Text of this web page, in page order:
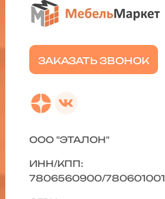
ЗАКАЗАТЬ ЗВОНОК
ООО "ЭТАЛОН"
ИНН/КПП:
7806560900/780601001